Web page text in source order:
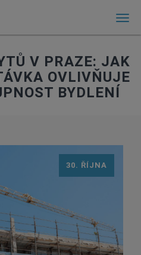
V PRAZE: JAK
OVLIVŇUJE
BYDLENÍ
30. ŘÍJNA